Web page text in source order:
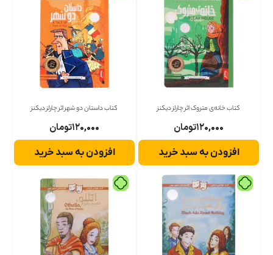
کتاب خانه‌ی متروک اثر چارلز دیکنز
۱۲۰,۰۰۰تومان
افزودن به سبد خرید
کتاب داستان دو شهر اثر چارلز دیکنز
۱۲۰,۰۰۰تومان
افزودن به سبد خرید